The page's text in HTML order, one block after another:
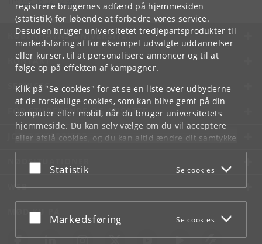
registrere brugernes adfærd på hjemmesiden
(statistik) for løbende at forbedre vores service.
Desuden bruger universitetet tredjepartsprodukter til
markedsføring af for eksempel udvalgte uddannelser
eller kurser, til at personalisere annoncer og til at
følge op på effekten af kampagner.
Klik på "Se cookies" for at se en liste over udbyderne
af de forskellige cookies, som kan blive gemt på din
computer eller mobil, når du bruger universitetets
hjemmeside. Du kan selv vælge om du vil acceptere
eller afslå cookies, og du kan altid ændre dit samtykke
underCookie- og privatlivspolitiksom du finder i
bunden af hver side.
Acceptér eller afslå
Statistik Se cookies
Acceptér eller afslå
Markedsføring Se cookies
KØBENHAVNS UNIVERSITET
KONTAKT
SERVICES
FOR STUDERENDE OG ANSATTE
JOB OG KARRIERE
NØDSITUATIONER
WEB
MØD KU PÅ